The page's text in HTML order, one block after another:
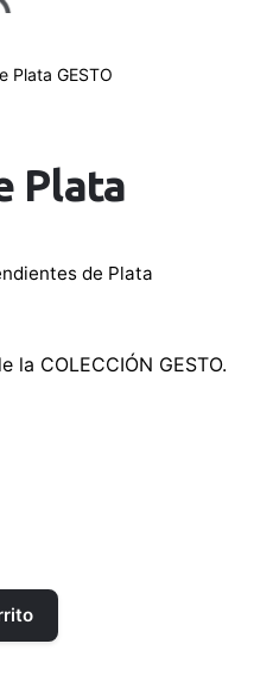
Plata GESTO
Plata
de Plata
la COLECCIÓN GESTO.